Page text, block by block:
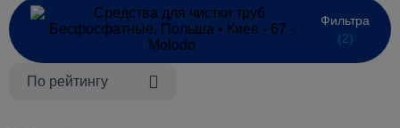
Фильтра
(2)
По рейтингу